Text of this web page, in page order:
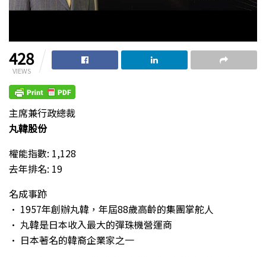
428
VIEWS
主席兼行政總裁
丸韓股份
權能指數: 1,128
去年排名: 19
名成事跡
• 1957年創辦丸韓，年屆88歲高齡的集團掌舵人
• 丸韓是日本收入最大的彈珠機營運商
• 日本著名的韓裔企業家之一